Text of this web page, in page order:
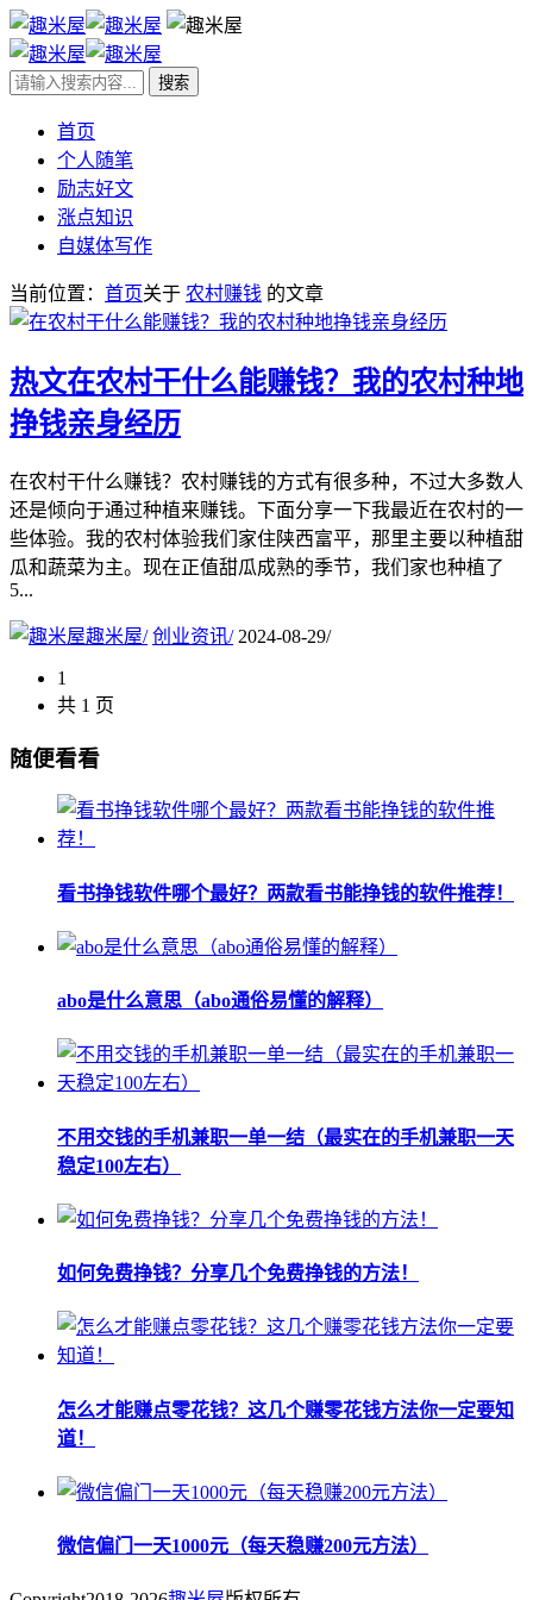
首页
个人随笔
励志好文
涨点知识
自媒体写作
当前位置： 首页关于 农村赚钱 的文章
热文在农村干什么能赚钱？我的农村种地
挣钱亲身经历
在农村干什么赚钱？农村赚钱的方式有很多种，不过大多数人
还是倾向于通过种植来赚钱。下面分享一下我最近在农村的一
些体验。我的农村体验我们家住陕西富平，那里主要以种植甜
瓜和蔬菜为主。现在正值甜瓜成熟的季节，我们家也种植了
5...
趣米屋/ 创业资讯/ 2024-08-29/
1
共 1 页
随便看看
看书挣钱软件哪个最好？两款看书能挣钱的软件推荐！
abo是什么意思（abo通俗易懂的解释）
不用交钱的手机兼职一单一结（最实在的手机兼职一天
稳定100左右）
如何免费挣钱？分享几个免费挣钱的方法！
怎么才能赚点零花钱？这几个赚零花钱方法你一定要知
道！
微信偏门一天1000元（每天稳赚200元方法）